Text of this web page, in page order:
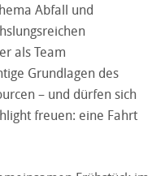
Abfall und
als Team
Grundlagen des
– und dürfen sich
freuen: eine Fahrt